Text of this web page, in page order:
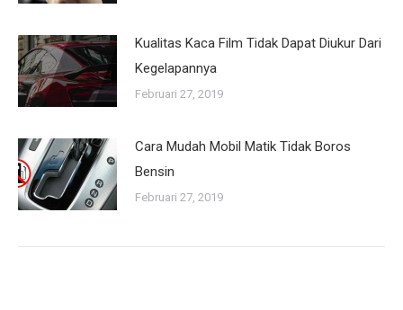
Kualitas Kaca Film Tidak Dapat Diukur Dari
Kegelapannya
Februari 27, 2019
Cara Mudah Mobil Matik Tidak Boros
Bensin
Februari 27, 2019